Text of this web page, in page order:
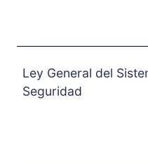
Ley General del
Seguridad